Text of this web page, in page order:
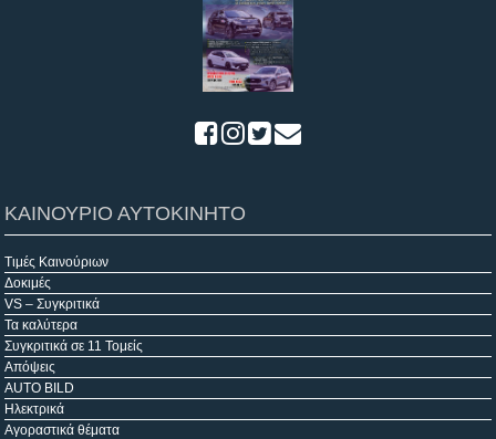
ΚΑΙΝΟΥΡΙΟ ΑΥΤΟΚΙΝΗΤΟ
Τιμές Καινούριων
Δοκιμές
VS – Συγκριτικά
Τα καλύτερα
Συγκριτικά σε 11 Τομείς
Απόψεις
AUTO BILD
Ηλεκτρικά
Αγοραστικά θέματα